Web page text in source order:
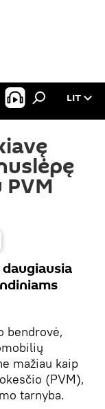
LIT
bendrovė,
mažiau kaip
(PVM),
tarnyba.